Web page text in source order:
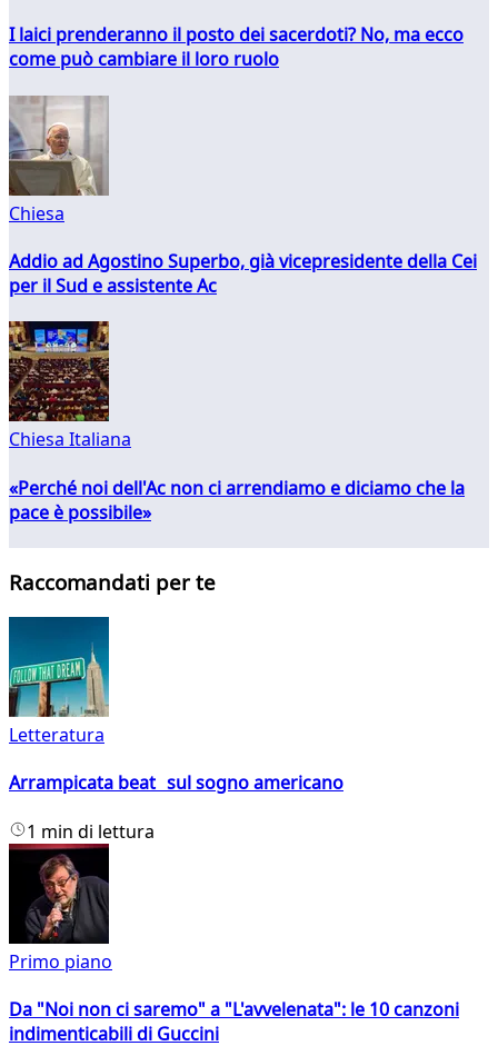
I laici prenderanno il posto dei sacerdoti? No, ma ecco
come può cambiare il loro ruolo
Chiesa
Addio ad Agostino Superbo, già vicepresidente della Cei
per il Sud e assistente Ac
Chiesa Italiana
«Perché noi dell'Ac non ci arrendiamo e diciamo che la
pace è possibile»
Raccomandati per te
Letteratura
Arrampicata beat sul sogno americano
1 min di lettura
Primo piano
Da "Noi non ci saremo" a "L'avvelenata": le 10 canzoni
indimenticabili di Guccini